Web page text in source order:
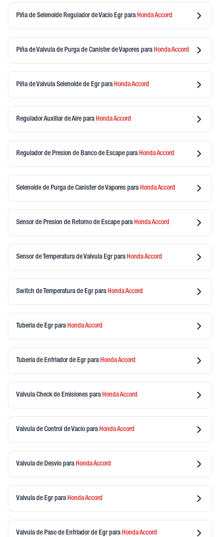
Piña de Selenoide Regulador de Vacio Egrpara HondaAccord
Piña de Valvula de Purga de Canister de Vapores para HondaAccord
Piña de Valvula Selenoide de Egrpara HondaAccord
Regulador Auxiliar de Aire para HondaAccord
Regulador de Presion de Banco de Escape para HondaAccord
Selenoide de Purga de Canister de Vapores para HondaAccord
Sensor de Presion de Retorno de Escape para HondaAccord
Sensor de Temperatura de Valvula Egrpara HondaAccord
Switch de Temperatura de Egrpara HondaAccord
Tuberia de Egrpara HondaAccord
Tuberia de Enfriador de Egrpara HondaAccord
Valvula Check de Emisiones para HondaAccord
Valvula de Control de Vacio para HondaAccord
Valvula de Desvio para HondaAccord
Valvula de Egrpara HondaAccord
Valvula de Paso de Enfriador de Egrpara HondaAccord